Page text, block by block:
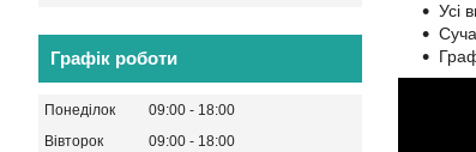
Усі
Графік роботи
Понеділок 09:00
18:00
Вівторок
09:00
18:00